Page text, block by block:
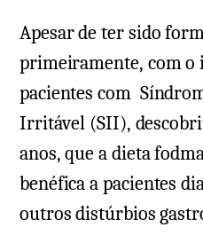
Apesar de ter sido
primeiramente, com
pacientes com
Irritável (SII),
anos, que a dieta
benéfica a pacientes
outros distúrbios